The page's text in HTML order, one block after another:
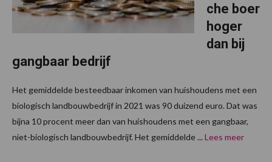
che boer
hoger
dan bij
gangbaar bedrijf
Het gemiddelde besteedbaar inkomen van huishoudens met een
biologisch landbouwbedrijf in 2021 was 90 duizend euro. Dat was
bijna 10 procent meer dan van huishoudens met een gangbaar,
niet-biologisch landbouwbedrijf. Het gemiddelde ... Lees meer